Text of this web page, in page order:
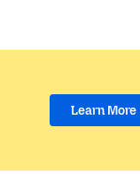
Learn More